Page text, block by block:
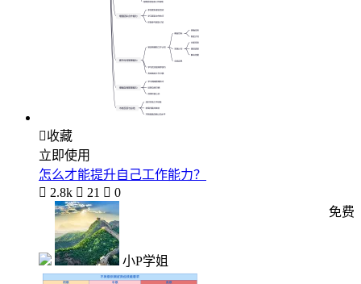
收藏
立即使用
怎么才能提升自己工作能力？
 2.8k  21  0
小P学姐
免费